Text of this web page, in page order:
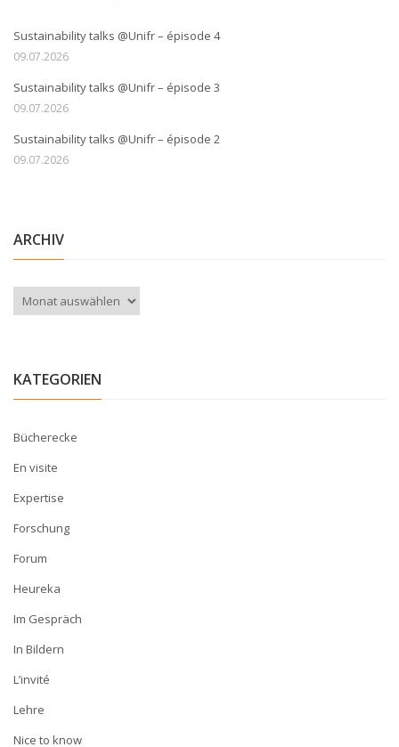
Sustainability talks @Unifr – épisode 4
09.07.2026
Sustainability talks @Unifr – épisode 3
09.07.2026
Sustainability talks @Unifr – épisode 2
09.07.2026
ARCHIV
Archiv
KATEGORIEN
Bücherecke
En visite
Expertise
Forschung
Forum
Heureka
Im Gespräch
In Bildern
L’invité
Lehre
Nice to know